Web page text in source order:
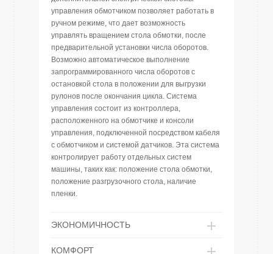
управления обмотчиком позволяет работать в
ручном режиме, что дает возможность
управлять вращением стола обмотки, после
предварительной установки числа оборотов.
Возможно автоматическое выполнение
запрограммированного числа оборотов с
остановкой стола в положении для выгрузки
рулонов после окончания цикла. Система
управления состоит из контроллера,
расположенного на обмотчике и консоли
управления, подключенной посредством кабеля
с обмотчиком и системой датчиков. Эта система
контролирует работу отдельных систем
машины, таких как: положение стола обмотки,
положение разгрузочного стола, наличие
пленки.
ЭКОНОМИЧНОСТЬ
КОМФОРТ